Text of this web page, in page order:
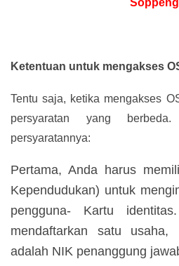
Ketentuan untuk mengakses
Tentu saja, ketika mengakses
persyaratan yang
persyaratannya:
Pertama, Anda harus
Kependudukan) untuk
pengguna- Kartu
mendaftarkan satu usaha,
adalah NIK penanggung